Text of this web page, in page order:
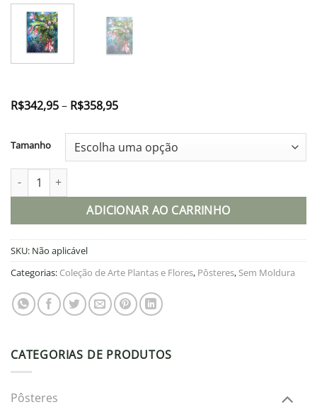
R$342,95– R$358,95Faixa
R$342,95
através
R$358,95
Tamanho
Pôster quantidade
ADICIONAR AO CARRINHO
SKU: Não aplicável
Categorias: Coleção de Arte Plantas e Flores, Pôsteres, Sem Moldura
CATEGORIAS DE PRODUTOS
Pôsteres